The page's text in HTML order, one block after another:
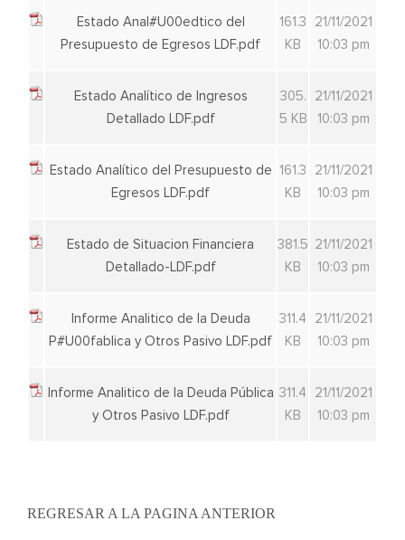
Estado Anal#U00edtico del
Presupuesto de Egresos LDF.pdf
161.3
KB
21/11/2021
10:03 pm
Estado Analítico de Ingresos
Detallado LDF.pdf
305.
5 KB
21/11/2021
10:03 pm
Estado Analítico del Presupuesto de
Egresos LDF.pdf
161.3
KB
21/11/2021
10:03 pm
Estado de Situacion Financiera
Detallado-LDF.pdf
381.5
KB
21/11/2021
10:03 pm
Informe Analitico de la Deuda
P#U00fablica y Otros Pasivo LDF.pdf
311.4
KB
21/11/2021
10:03 pm
Informe Analitico de la Deuda Pública
y Otros Pasivo LDF.pdf
311.4
KB
21/11/2021
10:03 pm
REGRESAR A LA PAGINA ANTERIOR